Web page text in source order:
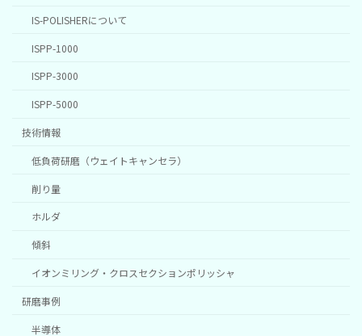
IS-POLISHERについて
ISPP-1000
ISPP-3000
ISPP-5000
技術情報
低負荷研磨（ウェイトキャンセラ）
削り量
ホルダ
傾斜
イオンミリング・クロスセクションポリッシャ
研磨事例
半導体